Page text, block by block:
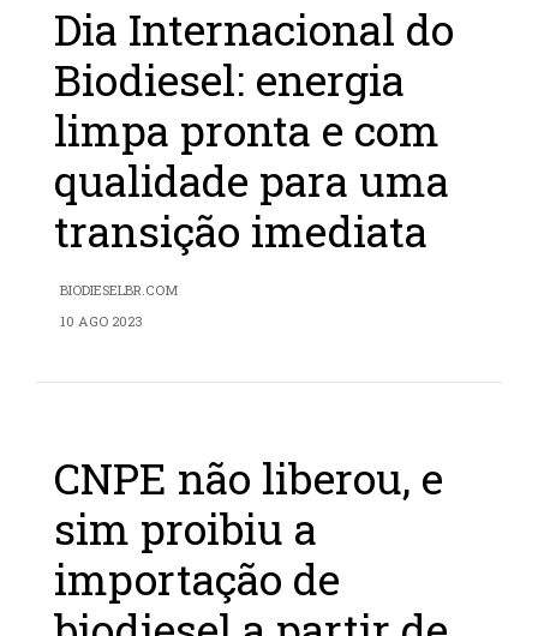
Dia Internacional do
Biodiesel: energia
limpa pronta e com
qualidade para uma
transição imediata
BIODIESELBR.COM
10 AGO 2023
CNPE não liberou, e
sim proibiu a
importação de